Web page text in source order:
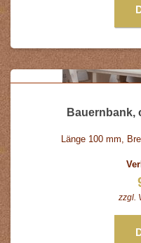
Bauernbank,
Länge 100 mm,
zzgl.